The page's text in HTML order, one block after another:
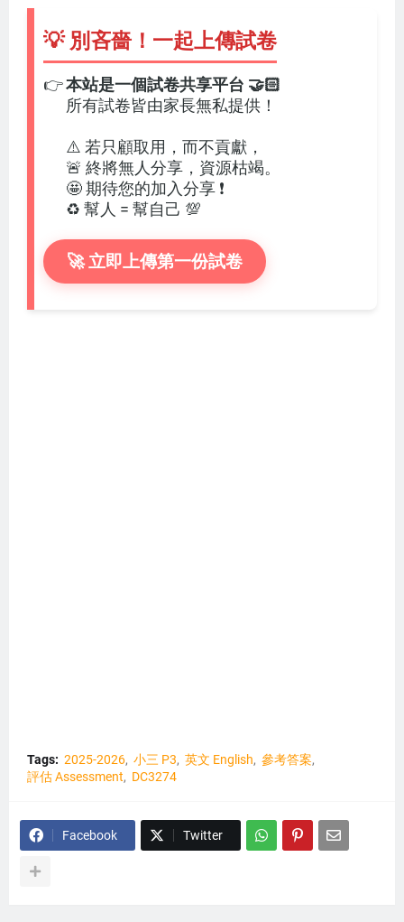
💡 別吝嗇！一起上傳試卷
本站是一個試卷共享平台 🤝🏻
👉
所有試卷皆由家長無私提供！
⚠️ 若只顧取用，而不貢獻，
🚨 終將無人分享，資源枯竭。
🤩 期待您的加入分享 ❗
♻️ 幫人 = 幫自己 💯
🚀 立即上傳第一份試卷
Tags: 2025-2026 小三 P3 英文 English
參考答案
評估 Assessment
DC3274
Facebook Twitter